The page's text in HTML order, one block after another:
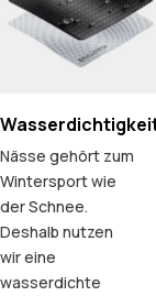
Nässe gehört zum
Wintersport wie
der Schnee.
Deshalb nutzen
wir eine
wasserdichte